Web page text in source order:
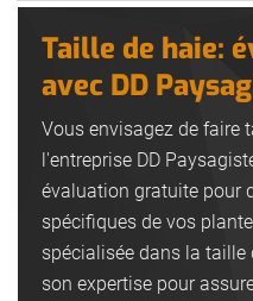
Taille de haie:
avec DD
Vous envisagez de faire
l'entreprise DD
évaluation gratuite pour
spécifiques de vos
spécialisée dans la taille
son expertise pour